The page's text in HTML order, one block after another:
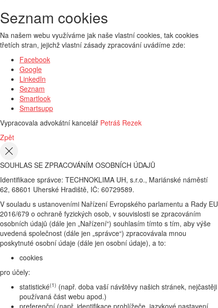
Seznam cookies
Na našem webu využíváme jak naše vlastní cookies, tak cookies
třetích stran, jejichž vlastní zásady zpracování uvádíme zde:
Facebook
Google
LinkedIn
Seznam
Smartlook
Smartsupp
Vypracovala advokátní kancelář Petráš Rezek
Zpět
SOUHLAS SE ZPRACOVÁNÍM OSOBNÍCH ÚDAJŮ
Identifikace správce: TECHNOKLIMA UH, s.r.o., Mariánské náměstí
62, 68601 Uherské Hradiště, IČ: 60729589.
V souladu s ustanoveními Nařízení Evropského parlamentu a Rady EU
2016/679 o ochraně fyzických osob, v souvislosti se zpracováním
osobních údajů (dále jen „Nařízení“) souhlasím tímto s tím, aby výše
uvedená společnost (dále jen „správce“) zpracovávala mnou
poskytnuté osobní údaje (dále jen osobní údaje), a to:
cookies
pro účely:
statistické(1) (např. doba vaší návštěvy našich stránek, nejčastěji
používaná část webu apod.)
preferenční (např. identifikace prohlížeče, jazykové nastavení